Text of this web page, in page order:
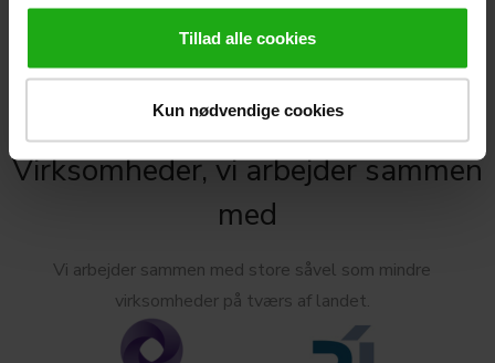
Tillad alle cookies
Kun nødvendige cookies
Virksomheder, vi arbejder sammen
med
Vi arbejder sammen med store såvel som mindre
virksomheder på tværs af landet.